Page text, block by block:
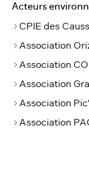
Acteurs
CPIE des
Association
Association
Association
Association
Association